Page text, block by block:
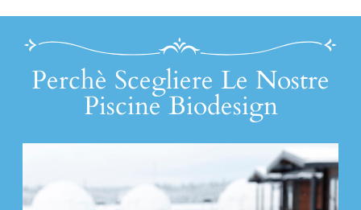
Perchè Scegliere Le Nostre
Piscine Biodesign